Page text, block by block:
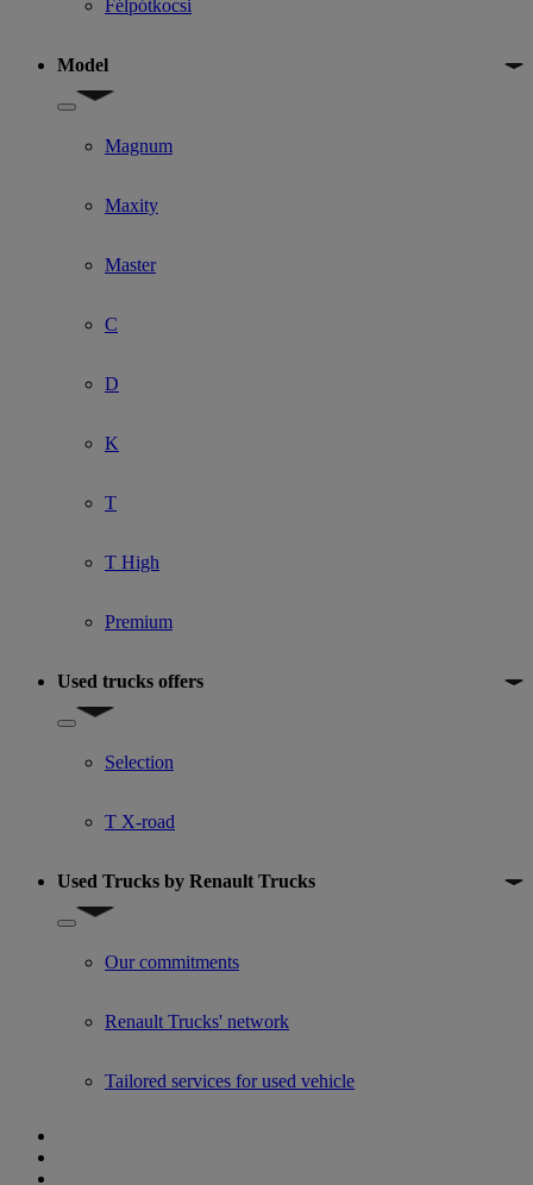
Félpótkocsi
Model
Show submenu for Model
Magnum
Maxity
Master
C
D
K
T
T High
Premium
Used trucks offers
Show submenu for Used trucks offers
Selection
T X-road
Used Trucks by Renault Trucks
Show submenu for Used Trucks by Renault Trucks
Our commitments
Renault Trucks' network
Tailored services for used vehicle